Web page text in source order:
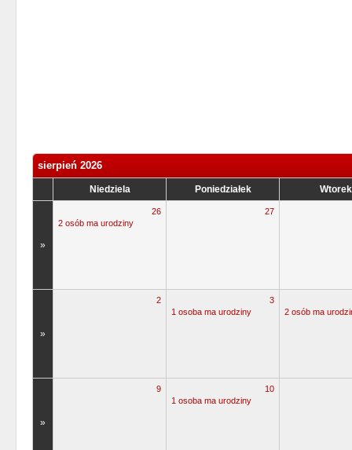
sierpień 2026
Niedziela Poniedziałek Wtorek
»
26
2 osób ma urodziny
27
»
2
3
1 osoba ma urodziny
2 osób ma
»
9
10
1 osoba ma urodziny